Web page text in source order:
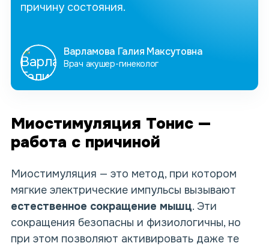
причину состояния.
Варламова Галия Максутовна
Врач акушер-гинеколог
Миостимуляция Тонис —
работа с причиной
Миостимуляция — это метод, при котором
мягкие электрические импульсы вызывают
естественное сокращение мышц. Эти
сокращения безопасны и физиологичны, но
при этом позволяют активировать даже те